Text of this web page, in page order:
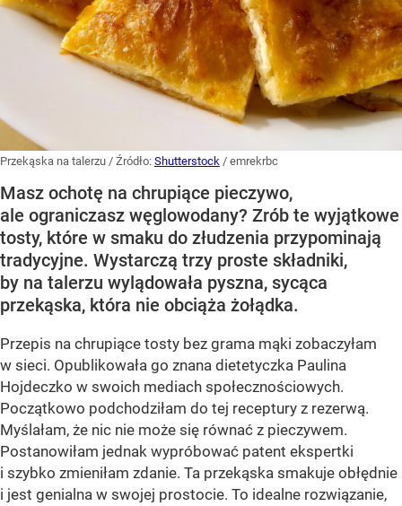
Przekąska na talerzu / Źródło: Shutterstock / emrekrbc
Masz ochotę na chrupiące pieczywo,
ale ograniczasz węglowodany? Zrób te wyjątkowe
tosty, które w smaku do złudzenia przypominają
tradycyjne. Wystarczą trzy proste składniki,
by na talerzu wylądowała pyszna, sycąca
przekąska, która nie obciąża żołądka.
Przepis na chrupiące tosty bez grama mąki zobaczyłam
w sieci. Opublikowała go znana dietetyczka Paulina
Hojdeczko w swoich mediach społecznościowych.
Początkowo podchodziłam do tej receptury z rezerwą.
Myślałam, że nic nie może się równać z pieczywem.
Postanowiłam jednak wypróbować patent ekspertki
i szybko zmieniłam zdanie. Ta przekąska smakuje obłędnie
i jest genialna w swojej prostocie. To idealne rozwiązanie,